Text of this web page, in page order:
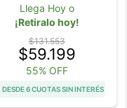
Llega Hoy o
¡Retiralo hoy!
$131.553
$59.199
55% OFF
DESDE 6 CUOTAS SIN INTERÉS